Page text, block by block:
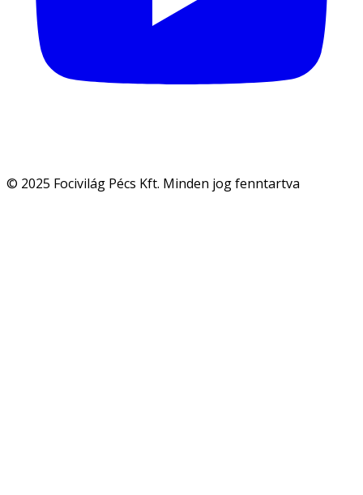
© 2025 Focivilág Pécs Kft. Minden jog fenntartva